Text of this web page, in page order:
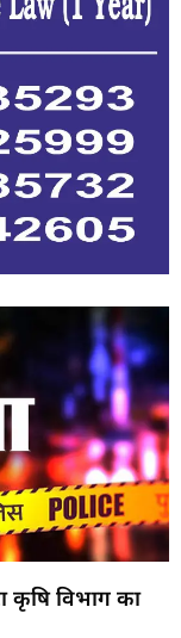
कृषि विभाग का